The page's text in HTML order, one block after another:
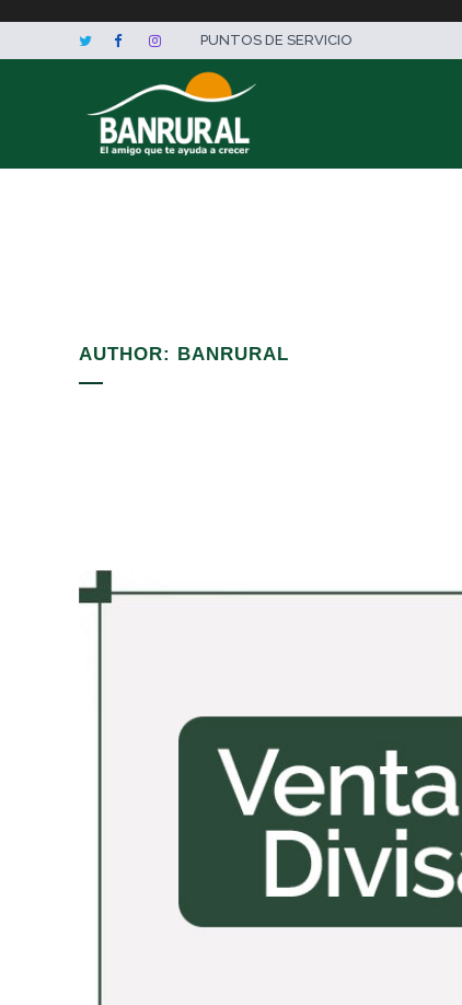
PUNTOS DE SERVICIO
AUTHOR: BANRURAL